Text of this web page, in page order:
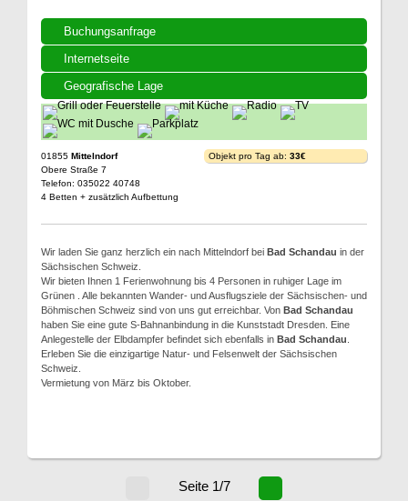
Buchungsanfrage
Internetseite
Geografische Lage
01855 Mittelndorf
Obere Straße 7
Telefon: 035022 40748
4 Betten + zusätzlich Aufbettung
Objekt pro Tag ab: 33€
Wir laden Sie ganz herzlich ein nach Mittelndorf bei Bad Schandau in der
Sächsischen Schweiz.
Wir bieten Ihnen 1 Ferienwohnung bis 4 Personen in ruhiger Lage im
Grünen . Alle bekannten Wander- und Ausflugsziele der Sächsischen- und
Böhmischen Schweiz sind von uns gut erreichbar. Von Bad Schandau
haben Sie eine gute S-Bahnanbindung in die Kunststadt Dresden. Eine
Anlegestelle der Elbdampfer befindet sich ebenfalls in Bad Schandau
Erleben Sie die einzigartige Natur- und Felsenwelt der Sächsischen
Schweiz.
Vermietung von März bis Oktober.
Seite 1/7